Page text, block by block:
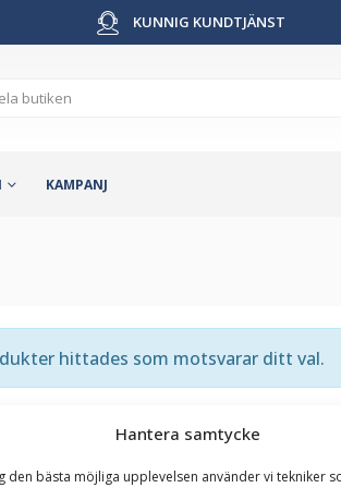
Hantera samtycke
den bästa möjliga upplevelsen använder vi tekniker
KUNNIG KUNDTJÄNST
KAMPANJ
hittades som motsvarar ditt val.